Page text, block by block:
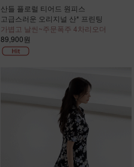
산들 플로럴 티어드 원피스
고급스러운 오리지널 산* 프린팅
가볍고 날씬~주문폭주 4차리오더
89,900원